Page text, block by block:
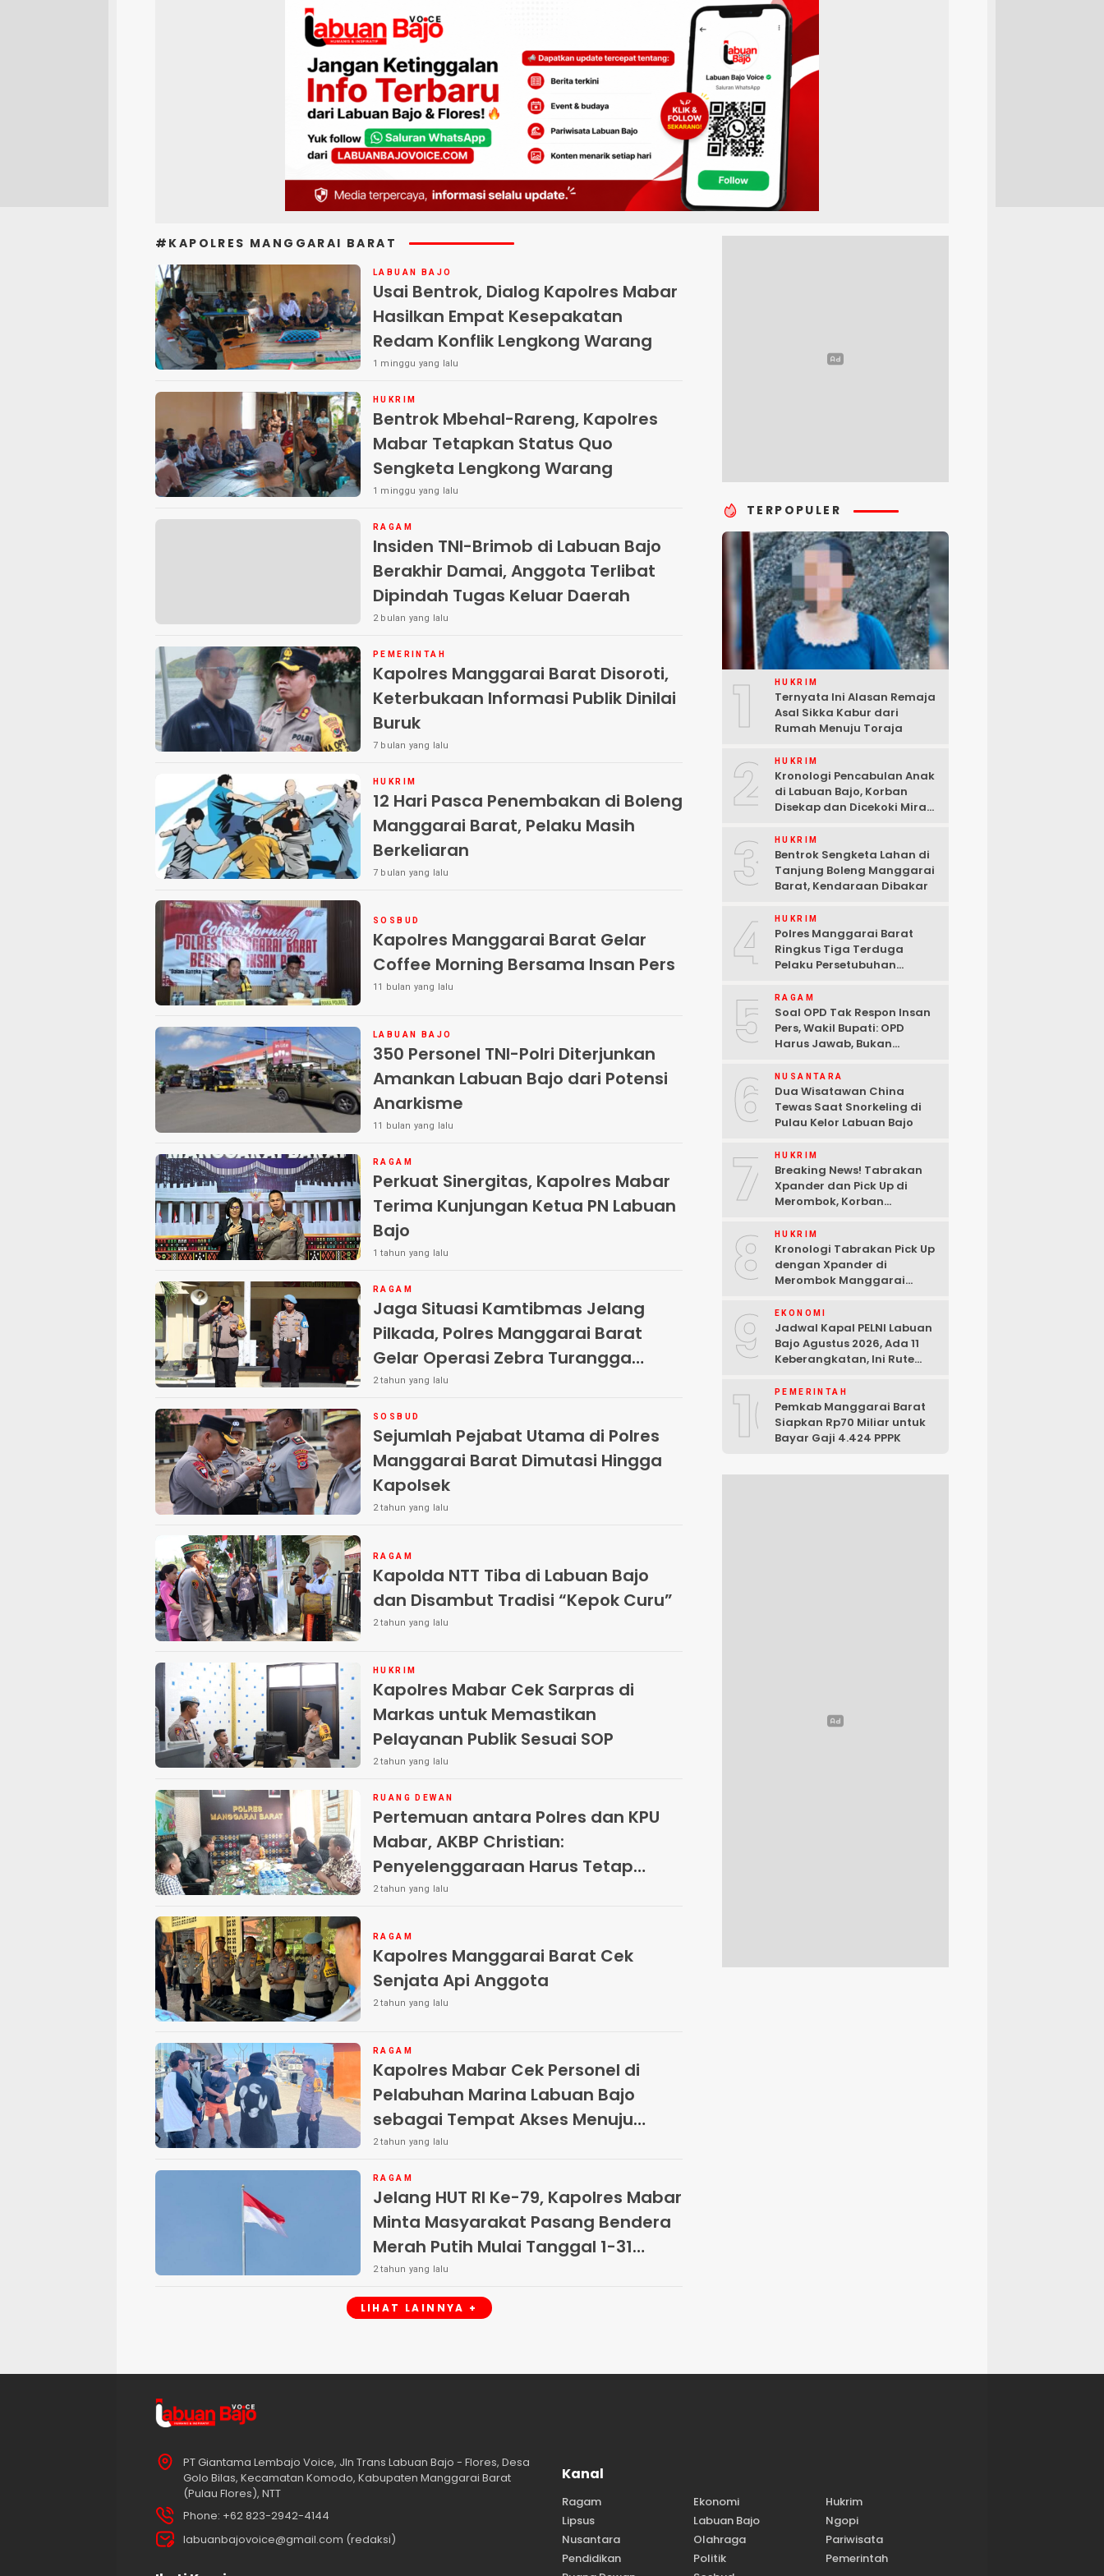
#KAPOLRES MANGGARAI BARAT
LABUAN BAJO
Usai Bentrok, Dialog Kapolres Mabar
Hasilkan Empat Kesepakatan
Redam Konflik Lengkong Warang
1 minggu yang lalu
HUKRIM
Bentrok Mbehal-Rareng, Kapolres
Mabar Tetapkan Status Quo
Sengketa Lengkong Warang
1 minggu yang lalu
RAGAM
Insiden TNI-Brimob di Labuan Bajo
Berakhir Damai, Anggota Terlibat
Dipindah Tugas Keluar Daerah
2 bulan yang lalu
PEMERINTAH
Kapolres Manggarai Barat Disoroti,
Keterbukaan Informasi Publik Dinilai
Buruk
7 bulan yang lalu
HUKRIM
12 Hari Pasca Penembakan di Boleng
Manggarai Barat, Pelaku Masih
Berkeliaran
7 bulan yang lalu
SOSBUD
Kapolres Manggarai Barat Gelar
Coffee Morning Bersama Insan Pers
11 bulan yang lalu
LABUAN BAJO
350 Personel TNI-Polri Diterjunkan
Amankan Labuan Bajo dari Potensi
Anarkisme
11 bulan yang lalu
RAGAM
Perkuat Sinergitas, Kapolres Mabar
Terima Kunjungan Ketua PN Labuan
Bajo
1 tahun yang lalu
RAGAM
Jaga Situasi Kamtibmas Jelang
Pilkada, Polres Manggarai Barat
Gelar Operasi Zebra Turangga
Hingga 27 Oktober 2024
2 tahun yang lalu
SOSBUD
Sejumlah Pejabat Utama di Polres
Manggarai Barat Dimutasi Hingga
Kapolsek
2 tahun yang lalu
RAGAM
Kapolda NTT Tiba di Labuan Bajo
dan Disambut Tradisi “Kepok Curu”
2 tahun yang lalu
HUKRIM
Kapolres Mabar Cek Sarpras di
Markas untuk Memastikan
Pelayanan Publik Sesuai SOP
2 tahun yang lalu
RUANG DEWAN
Pertemuan antara Polres dan KPU
Mabar, AKBP Christian:
Penyelenggaraan Harus Tetap
Menjaga Netralitas
2 tahun yang lalu
RAGAM
Kapolres Manggarai Barat Cek
Senjata Api Anggota
2 tahun yang lalu
RAGAM
Kapolres Mabar Cek Personel di
Pelabuhan Marina Labuan Bajo
sebagai Tempat Akses Menuju
Kawasan TNK
2 tahun yang lalu
RAGAM
Jelang HUT RI Ke-79, Kapolres Mabar
Minta Masyarakat Pasang Bendera
Merah Putih Mulai Tanggal 1-31
Agustus 2024
2 tahun yang lalu
LIHAT LAINNYA +
TERPOPULER
1 HUKRIM
Ternyata Ini Alasan Remaja
Asal Sikka Kabur dari
Rumah Menuju Toraja
2 HUKRIM
Kronologi Pencabulan Anak
di Labuan Bajo, Korban
Disekap dan Dicekoki Miras,
3 HUKRIM
Bentrok Sengketa Lahan di
Tanjung Boleng Manggarai
Barat, Kendaraan Dibakar
4 HUKRIM
Polres Manggarai Barat
Ringkus Tiga Terduga
Pelaku Persetubuhan
Bajo
5 RAGAM
Soal OPD Tak Respon Insan
Pers, Wakil Bupati: OPD
Harus Jawab, Bukan
6 NUSANTARA
Dua Wisatawan China
Tewas Saat Snorkeling di
Pulau Kelor Labuan Bajo
7 HUKRIM
Breaking News! Tabrakan
Xpander dan Pick Up di
Merombok, Korban
8 HUKRIM
Kronologi Tabrakan Pick Up
dengan Xpander di
Merombok Manggarai
9 EKONOMI
Jadwal Kapal PELNI Labuan
Bajo Agustus 2026, Ada 11
Keberangkatan, Ini Rute
10PEMERINTAH
Pemkab Manggarai Barat
Siapkan Rp70 Miliar untuk
Bayar Gaji 4.424 PPPK
PT Giantama Lembajo Voice, Jln Trans Labuan Bajo - Flores, Desa
Golo Bilas, Kecamatan Komodo, Kabupaten Manggarai Barat
(Pulau Flores), NTT
Phone: +62 823-2942-4144
labuanbajovoice@gmail.com (redaksi)
Kanal
Ragam Ekonomi
Hukrim
Lipsus
Labuan Bajo
Ngopi
Nusantara
Olahraga
Pariwisata
Pendidikan
Politik
Pemerintah